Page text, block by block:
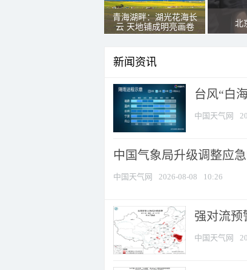
青海湖畔：湖光花海长
云 天地铺成明亮画卷
北
新闻资讯
台风“白
中国天气网
中国气象局升级调整应
中国天气网 2026-08-08 10:26
强对流预
中国天气网